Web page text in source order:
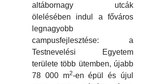
altábornagy utcák
ölelésében indul a főváros
legnagyobb
campusfejlesztése: a
Testnevelési Egyetem
területe több ütemben, újabb
78 000 m2-en épül és újul